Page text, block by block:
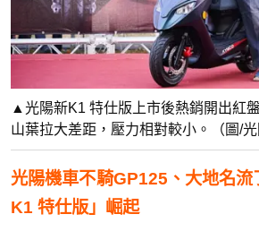
▲光陽新K1 特仕版上市後熱銷開出紅
山葉拉大差距，壓力相對較小。（圖/光
光陽機車不騎GP125、大地名流
K1 特仕版」崛起